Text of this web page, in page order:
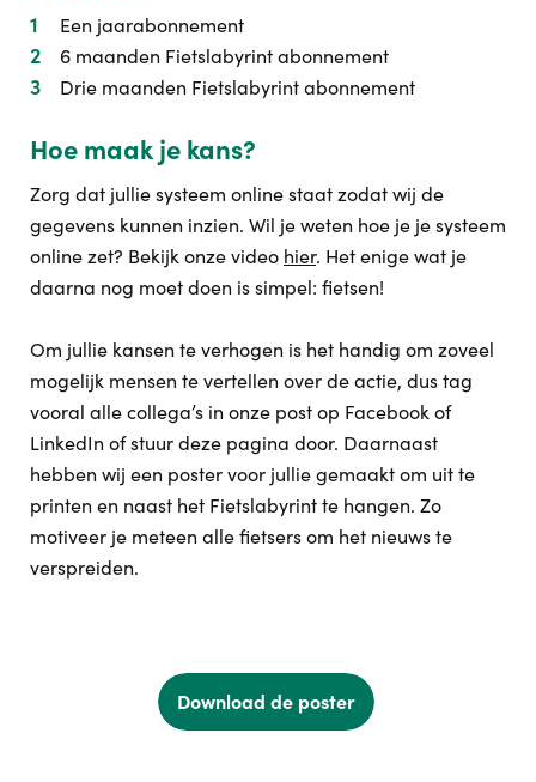
Een jaarabonnement
6 maanden Fietslabyrint abonnement
Drie maanden Fietslabyrint abonnement
Hoe maak je kans?
Zorg dat jullie systeem online staat zodat wij de
gegevens kunnen inzien. Wil je weten hoe je je systeem
online zet? Bekijk onze video hier. Het enige wat je
daarna nog moet doen is simpel: fietsen!
Om jullie kansen te verhogen is het handig om zoveel
mogelijk mensen te vertellen over de actie, dus tag
vooral alle collega’s in onze post op Facebook of
LinkedIn of stuur deze pagina door. Daarnaast
hebben wij een poster voor jullie gemaakt om uit te
printen en naast het Fietslabyrint te hangen. Zo
motiveer je meteen alle fietsers om het nieuws te
verspreiden.
Download de poster